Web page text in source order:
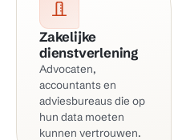
Zakelijke
dienstverlening
Advocaten,
accountants en
adviesbureaus die op
hun data moeten
kunnen vertrouwen.